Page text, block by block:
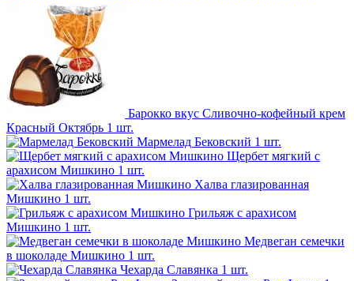
Барокко вкус Сливочно-кофейный крем
Красный Октябрь 1 шт.
Мармелад Бековский 1 шт.
Щербет мягкий с
арахисом Мишкино 1 шт.
Халва глазированная
Мишкино 1 шт.
Грильяж с арахисом
Мишкино 1 шт.
Медвеган семечки
в шоколаде Мишкино 1 шт.
Чехарда Славянка 1 шт.